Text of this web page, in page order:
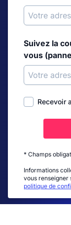
Suivez la
vous
Recevoir
* Champs
Informations
vous renseigner
politique de